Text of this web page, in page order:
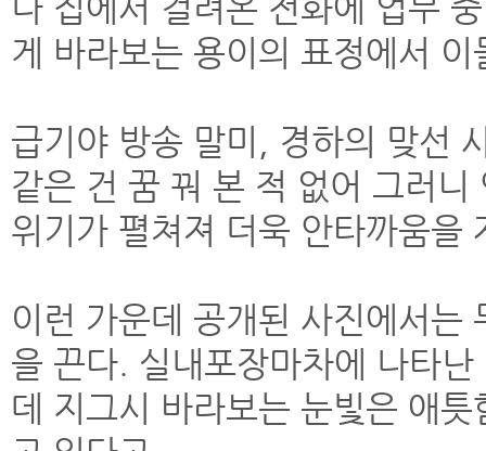
게 바라보는 용이의 표정에서
급기야 방송 말미, 경하의 맞선
같은 건 꿈 꿔 본 적 없어 그러니
위기가 펼쳐져 더욱 안타까움을
이런 가운데 공개된 사진에서는
을 끈다. 실내포장마차에 나타
데 지그시 바라보는 눈빛은 애